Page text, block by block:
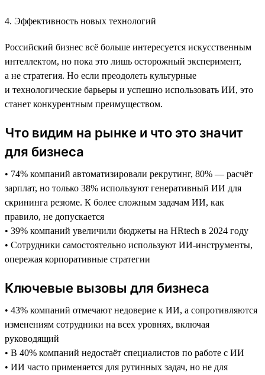
4. Эффективность новых технологий
Российский бизнес всё больше интересуется искусственным
интеллектом, но пока это лишь осторожный эксперимент,
а не стратегия. Но если преодолеть культурные
и технологические барьеры и успешно использовать ИИ, это
станет конкурентным преимуществом.
Что видим на рынке и что это значит
для бизнеса
• 74% компаний автоматизировали рекрутинг, 80% — расчёт
зарплат, но только 38% используют генеративный ИИ для
скрининга резюме. К более сложным задачам ИИ, как
правило, не допускается
• 39% компаний увеличили бюджеты на HRtech в 2024 году
• Сотрудники самостоятельно используют ИИ-инструменты,
опережая корпоративные стратегии
Ключевые вызовы для бизнеса
• 43% компаний отмечают недоверие к ИИ, а сопротивляются
изменениям сотрудники на всех уровнях, включая
руководящий
• В 40% компаний недостаёт специалистов по работе с ИИ
• ИИ часто применяется для рутинных задач, но не для